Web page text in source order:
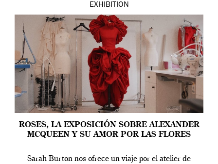
EXHIBITION
ROSES, LA EXPOSICIÓN SOBRE ALEXANDER
MCQUEEN Y SU AMOR POR LAS FLORES
Sarah Burton nos ofrece un viaje por el atelier de